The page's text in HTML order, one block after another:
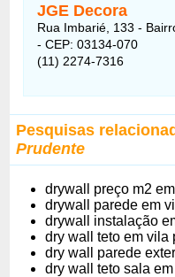
JGE Decora
Rua Imbarié, 133 -
- CEP: 03134-070
(11) 2274-7316
Pesquisas
Prudente
drywall preço m2
drywall parede em
drywall instalação
dry wall teto em vila
dry wall parede
dry wall teto sala